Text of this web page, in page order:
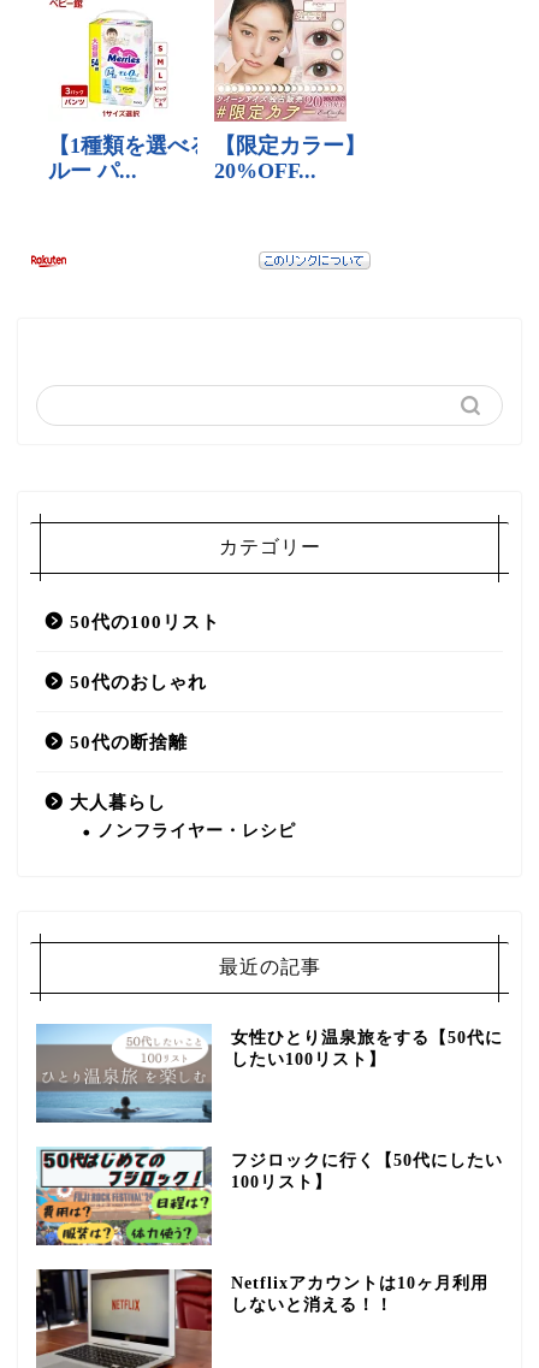
カテゴリー
50代の100リスト
50代のおしゃれ
50代の断捨離
大人暮らし
ノンフライヤー・レシピ
最近の記事
女性ひとり温泉旅をする【50代に
したい100リスト】
フジロックに行く【50代にしたい
100リスト】
Netflixアカウントは10ヶ月利用
しないと消える！！